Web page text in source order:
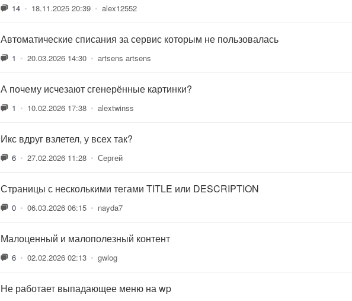
14 • 18.11.2025 20:39 • alex12552
Автоматические списания за сервис которым не пользовалась
1 • 20.03.2026 14:30 • artsens artsens
А почему исчезают сгенерённые картинки?
1 • 10.02.2026 17:38 • alextwinss
Икс вдруг взлетел, у всех так?
6 • 27.02.2026 11:28 • Сергей
Страницы с несколькими тегами TITLE или DESCRIPTION
0 • 06.03.2026 06:15 • nayda7
Малоценный и малополезный контент
6 • 02.02.2026 02:13 • gwlog
Не работает выпадающее меню на wp